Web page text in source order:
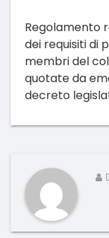
Regolamento
dei requisiti di
membri del
quotate da
decreto